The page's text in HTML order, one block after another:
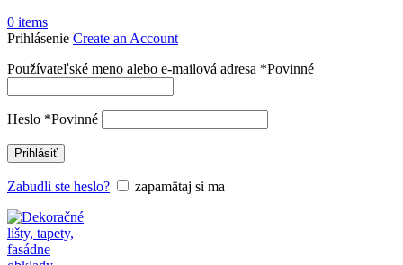
0 items
Prihlásenie Create an Account
Používateľské meno alebo e-mailová adresa *Povinné
Heslo *Povinné
Prihlásiť
Zabudli ste heslo? zapamätaj si ma